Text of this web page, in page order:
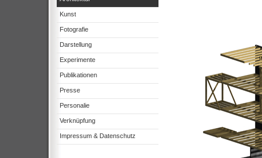
Kunst
Fotografie
Darstellung
Experimente
Publikationen
Presse
Personalie
Verknüpfung
Impressum & Datenschutz